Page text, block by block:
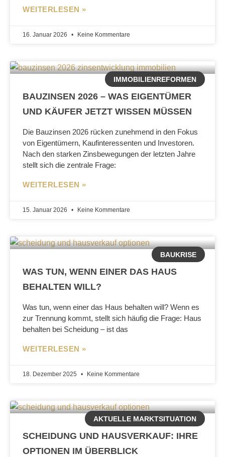
WEITERLESEN »
16. Januar 2026 Keine Kommentare
IMMOBILIENREFORMEN
BAUZINSEN 2026 – WAS EIGENTÜMER
UND KÄUFER JETZT WISSEN MÜSSEN
Die Bauzinsen 2026 rücken zunehmend in den Fokus
von Eigentümern, Kaufinteressenten und Investoren.
Nach den starken Zinsbewegungen der letzten Jahre
stellt sich die zentrale Frage:
WEITERLESEN »
15. Januar 2026 Keine Kommentare
BAUKRISE
WAS TUN, WENN EINER DAS HAUS
BEHALTEN WILL?
Was tun, wenn einer das Haus behalten will? Wenn es
zur Trennung kommt, stellt sich häufig die Frage: Haus
behalten bei Scheidung – ist das
WEITERLESEN »
18. Dezember 2025 Keine Kommentare
AKTUELLE MARKTSITUATION
SCHEIDUNG UND HAUSVERKAUF: IHRE
OPTIONEN IM ÜBERBLICK